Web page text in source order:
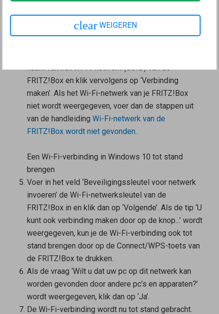
vervolgens op(Instellingen).
Klik in het menu ‘Instellingen’ op ‘Netwerk en
internet’ en vervolgens op ‘Wi-Fi’.
naam van het Wi-Fi-netwerk (SSID) van de
FRITZ!Box en klik vervolgens op ‘Verbinding
maken’. Als het Wi-Fi-netwerk van je FRITZ!Box
niet wordt weergegeven, voer dan de stappen uit
van de handleiding Wi-Fi-netwerk van de
FRITZ!Box wordt niet gevonden
Een Wi-Fi-verbinding in Windows 10 tot stand
brengen
Voer in het veld ‘Beveiligingssleutel voor netwerk
invoeren’ de Wi-Fi-netwerksleutel van de
FRITZ!Box in en klik dan op ‘Volgende’. Als de tip ‘U
kunt ook verbinding maken door op de knop...’ wordt
weergegeven, kun je de Wi-Fi-verbinding ook tot
stand brengen door op de Connect/WPS-toets van
de FRITZ!Box te drukken.
Als de vraag ‘Wilt u dat uw pc op dit netwerk kan
worden gevonden door andere pc’s en apparaten?’
wordt weergegeven, klik dan op ‘Ja’.
De Wi-Fi-verbinding wordt nu tot stand gebracht.
clear WEIGEREN